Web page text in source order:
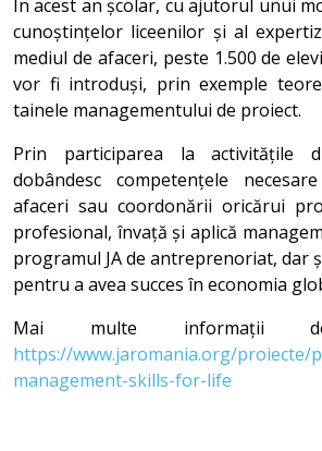
În acest an școlar, cu ajutorul unui
cunoștințelor liceenilor și al
mediul de afaceri, peste 1.500 de
vor fi introduși, prin exemple
tainele managementului de proiect.
Prin participarea la activitățile
dobândesc competențele
afaceri sau coordonării oricărui
profesional, învață și aplică
programul JA de antreprenoriat, dar
pentru a avea succes în economia
Mai multe informații
https://www.jaromania.org/proiecte/
management-skills-for-life